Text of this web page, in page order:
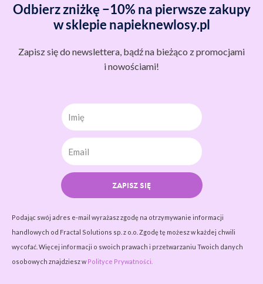
Odbierz zniżkę −10% na pierwsze zakupy
w sklepie napieknewlosy.pl
Zapisz się do newslettera, bądź na bieżąco z promocjami
i nowościami!
Imię
ZAPISZ SIĘ
Podając swój adres e-mail wyrażasz zgodę na otrzymywanie informacji
handlowych od Fractal Solutions sp. z o.o. Zgodę tę możesz w każdej chwili
wycofać. Więcej informacji o swoich prawach i przetwarzaniu Twoich danych
osobowych znajdziesz w Polityce Prywatności.